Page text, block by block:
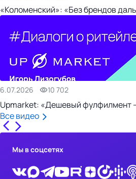
«Коломенский»: «Без брендов
6.07.2026 10 702
Upmarket: «Дешевый фулфилмент
Все видео
Мы в соцсетях